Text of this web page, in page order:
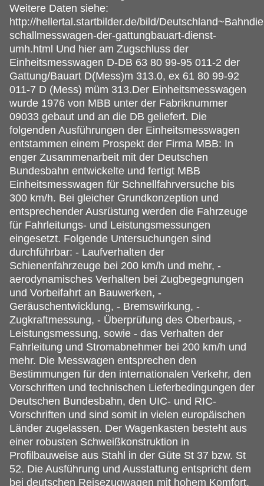
Weitere Daten siehe:
http://hellertal.startbilder.de/bild/
schallmesswagen-der-gattungbauart-dienst-
umh.html Und hier am Zugschluss der
Einheitsmesswagen D-DB 63 80 99-95 011-2 der
Gattung/Bauart D(Mess)m 313.0, ex 61 80 99-92
011-7 D (Mess) müm 313.Der Einheitsmesswagen
wurde 1976 von MBB unter der Fabriknummer
09033 gebaut und an die DB geliefert. Die
folgenden Ausführungen der Einheitsmesswagen
entstammen einem Prospekt der Firma MBB: In
enger Zusammenarbeit mit der Deutschen
Bundesbahn entwickelte und fertigt MBB
Einheitsmesswagen für Schnellfahrversuche bis
300 km/h. Bei gleicher Grundkonzeption und
entsprechender Ausrüstung werden die Fahrzeuge
für Fahrleitungs- und Leistungsmessungen
eingesetzt. Folgende Untersuchungen sind
durchführbar: - Laufverhalten der
Schienenfahrzeuge bei 200 km/h und mehr, -
aerodynamisches Verhalten bei Zugbegegnungen
und Vorbeifahrt an Bauwerken, -
Geräuschentwicklung, - Bremswirkung, -
Zugkraftmessung, - Überprüfung des Oberbaus, -
Leistungsmessung, sowie - das Verhalten der
Fahrleitung und Stromabnehmer bei 200 km/h und
mehr. Die Messwagen entsprechen den
Bestimmungen für den internationalen Verkehr, den
Vorschriften und technischen Lieferbedingungen der
Deutschen Bundesbahn, den UIC- und RIC-
Vorschriften und sind somit in vielen europäischen
Länder zugelassen. Der Wagenkasten besteht aus
einer robusten Schweißkonstruktion in
Profilbauweise aus Stahl in der Güte St 37 bzw. St
52. Die Ausführung und Ausstattung entspricht dem
bei deutschen Reisezugwagen mit hohem Komfort.